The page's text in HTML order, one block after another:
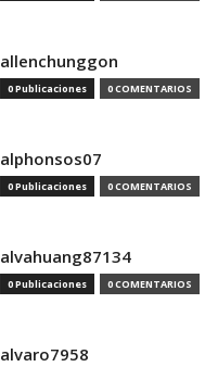
allenchunggon
0 Publicaciones 0 COMENTARIOS
alphonsos07
0 Publicaciones 0 COMENTARIOS
alvahuang87134
0 Publicaciones 0 COMENTARIOS
alvaro7958